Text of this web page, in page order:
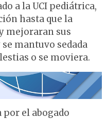
a la UCI pediátrica,
hasta que la
mejoraran sus
mantuvo sedada
o se moviera.
por el abogado